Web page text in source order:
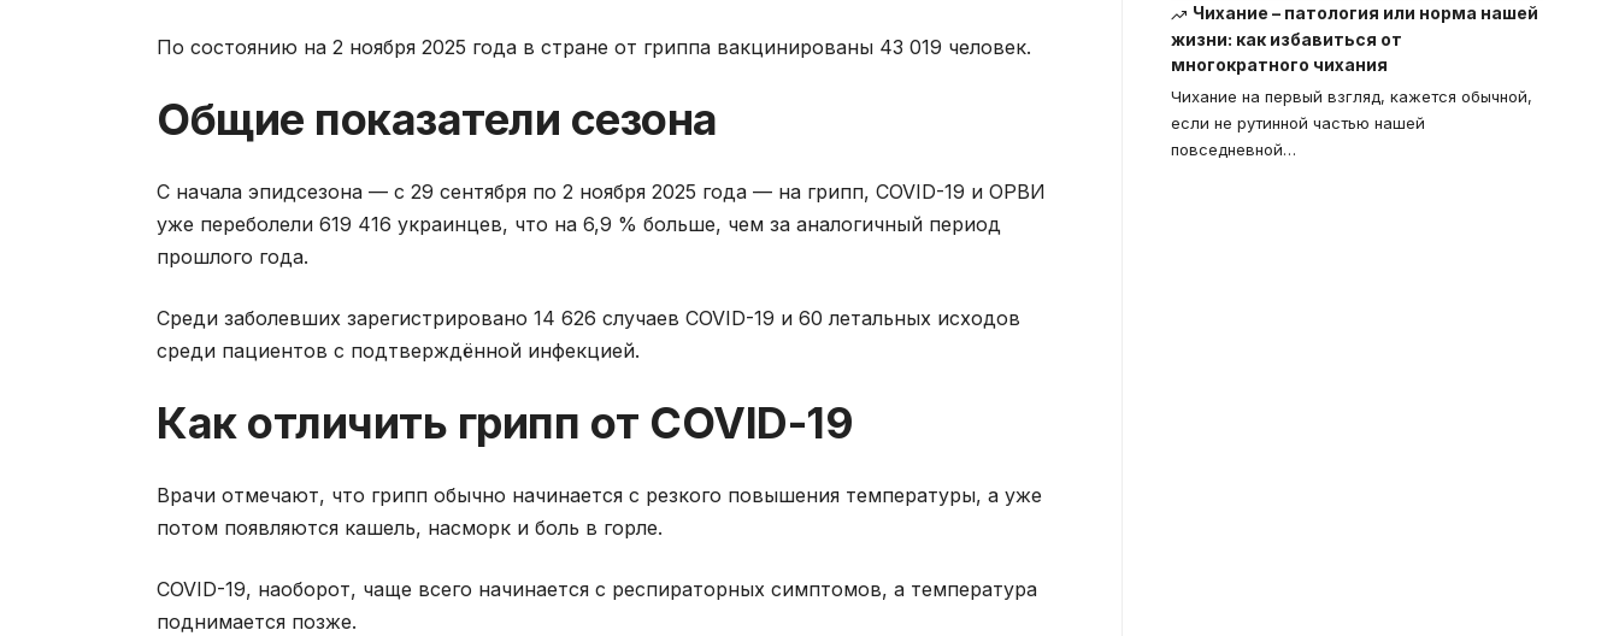
По состоянию на 2 ноября 2025 года в стране от гриппа вакцинированы 43 019 человек.
Общие показатели сезона
С начала эпидсезона — с 29 сентября по 2 ноября 2025 года — на грипп, COVID-19 и ОРВИ
уже переболели 619 416 украинцев, что на 6,9 % больше, чем за аналогичный период
прошлого года.
Среди заболевших зарегистрировано 14 626 случаев COVID-19 и 60 летальных исходов
среди пациентов с подтверждённой инфекцией.
Как отличить грипп от COVID-19
Врачи отмечают, что грипп обычно начинается с резкого повышения температуры, а уже
потом появляются кашель, насморк и боль в горле.
COVID-19, наоборот, чаще всего начинается с респираторных симптомов, а температура
поднимается позже.
Чихание – патология или норма нашей
жизни: как избавиться от
многократного чихания
Чихание на первый взгляд, кажется обычной,
если не рутинной частью нашей
повседневной…